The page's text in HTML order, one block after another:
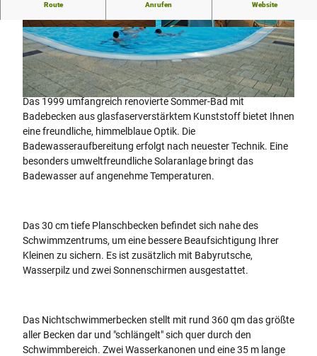
© Teutoburger Wald Tourismus/Stadt Brakel | CC-BY-SA
© Teutoburger Wald Tourismus/Stadt Brakel |
CC-BY-SA
© Teutoburger Wald Tourismus/Stadt Brakel |
CC-BY-SA
Route Anrufen Website
Das 1999 umfangreich renovierte Sommer-Bad mit
Badebecken aus glasfaserverstärktem Kunststoff bietet Ihnen
eine freundliche, himmelblaue Optik. Die
Badewasseraufbereitung erfolgt nach neuester Technik. Eine
besonders umweltfreundliche Solaranlage bringt das
Badewasser auf angenehme Temperaturen.
Das 30 cm tiefe Planschbecken befindet sich nahe des
Schwimmzentrums, um eine bessere Beaufsichtigung Ihrer
Kleinen zu sichern. Es ist zusätzlich mit Babyrutsche,
Wasserpilz und zwei Sonnenschirmen ausgestattet.
Das Nichtschwimmerbecken stellt mit rund 360 qm das größte
aller Becken dar und "schlängelt" sich quer durch den
Schwimmbereich. Zwei Wasserkanonen und eine 35 m lange